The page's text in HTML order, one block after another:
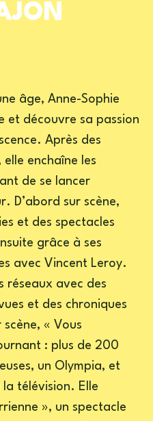
âge, Anne-Sophie
et découvre sa passion
Après des
enchaîne les
de se lancer
D’abord sur scène,
et des spectacles
grâce à ses
avec Vincent Leroy.
réseaux avec des
et des chroniques
« Vous
: plus de 200
un Olympia, et
télévision. Elle
», un spectacle